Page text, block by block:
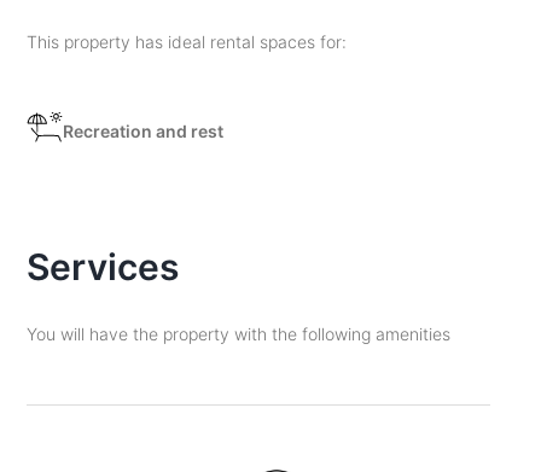
This property has ideal rental spaces for:
Recreation and rest
Services
You will have the property with the following amenities